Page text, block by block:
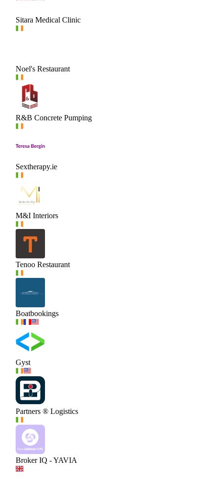
Sitara Medical Clinic
Noel's Restaurant
R&B Concrete Pumping
Sextherapy.ie
M&I Interiors
Tenoo Restaurant
Boatbookings
Gyst
Partners ® Logistics
Broker IQ - YAVIA